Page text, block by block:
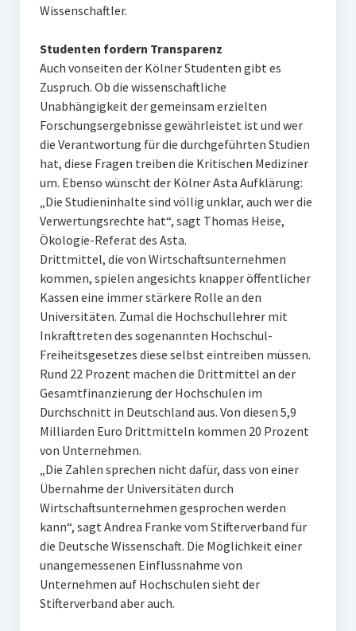
Wissenschaftler.
Studenten fordern Transparenz
Auch vonseiten der Kölner Studenten gibt es
Zuspruch. Ob die wissenschaftliche
Unabhängigkeit der gemeinsam erzielten
Forschungsergebnisse gewährleistet ist und wer
die Verantwortung für die durchgeführten Studien
hat, diese Fragen treiben die Kritischen Mediziner
um. Ebenso wünscht der Kölner Asta Aufklärung:
„Die Studieninhalte sind völlig unklar, auch wer die
Verwertungsrechte hat“, sagt Thomas Heise,
Ökologie-Referat des Asta.
Drittmittel, die von Wirtschaftsunternehmen
kommen, spielen angesichts knapper öffentlicher
Kassen eine immer stärkere Rolle an den
Universitäten. Zumal die Hochschullehrer mit
Inkrafttreten des sogenannten Hochschul-
Freiheitsgesetzes diese selbst eintreiben müssen.
Rund 22 Prozent machen die Drittmittel an der
Gesamtfinanzierung der Hochschulen im
Durchschnitt in Deutschland aus. Von diesen 5,9
Milliarden Euro Drittmitteln kommen 20 Prozent
von Unternehmen.
„Die Zahlen sprechen nicht dafür, dass von einer
Übernahme der Universitäten durch
Wirtschaftsunternehmen gesprochen werden
kann“, sagt Andrea Franke vom Stifterverband für
die Deutsche Wissenschaft. Die Möglichkeit einer
unangemessenen Einflussnahme von
Unternehmen auf Hochschulen sieht der
Stifterverband aber auch.